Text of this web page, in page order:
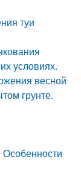
туи
условиях.
весной
грунте.
Особенности